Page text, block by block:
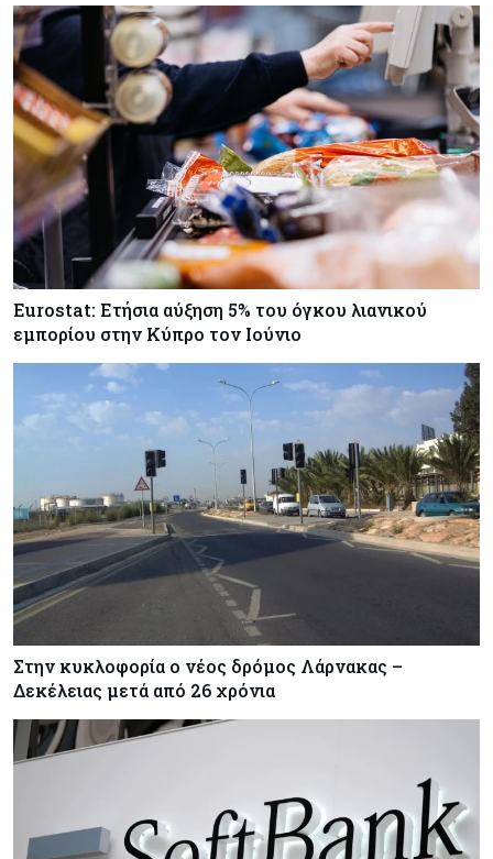
Τράπεζα Κύπρου: Στα €13 ανεβάζει την τιμή
στόχο η Euroxx – Αναβάθμιση προβλέψεων για
τα κέρδη
Κύπρος 06-08-2026
Στο gov.cy η αλλαγή τραπεζικού λογαριασμού
για μισθούς και συντάξεις του Δημοσίου
Eurostat: Ετήσια αύξηση 5% του όγκου λιανικού
εμπορίου στην Κύπρο τον Ιούνιο
Στην κυκλοφορία ο νέος δρόμος Λάρνακας –
Δεκέλειας μετά από 26 χρόνια